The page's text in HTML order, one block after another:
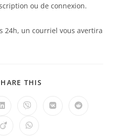
ou de connexion.
24h, un courriel vous avertira
THIS